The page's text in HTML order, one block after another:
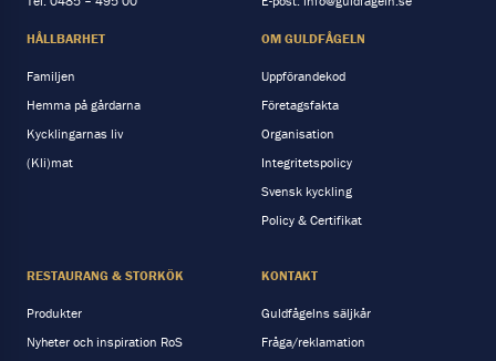
HÅLLBARHET
Familjen
Hemma på gårdarna
Kycklingarnas liv
(Kli)mat
OM GULDFÅGELN
Uppförandekod
Företagsfakta
Organisation
Integritetspolicy
Svensk kyckling
Policy & Certifikat
RESTAURANG & STORKÖK
Produkter
Nyheter och inspiration RoS
KONTAKT
Guldfågelns säljkår
Fråga/reklamation